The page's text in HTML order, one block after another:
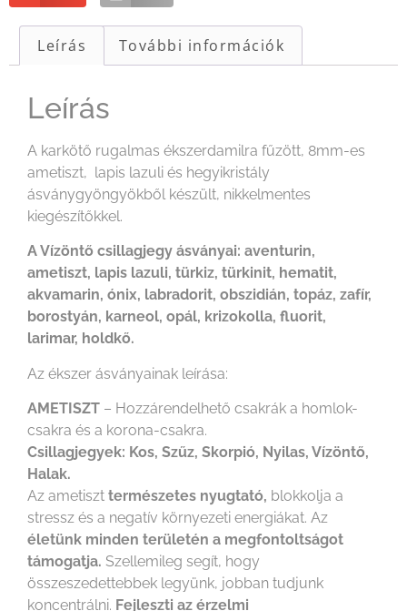
Leírás További információk
Leírás
A karkötő rugalmas ékszerdamilra fűzött, 8mm-es
ametiszt, lapis lazuli és hegyikristály
ásványgyöngyökből készült, nikkelmentes
kiegészítőkkel.
A Vízöntő csillagjegy ásványai: aventurin,
ametiszt, lapis lazuli, türkiz, türkinit, hematit,
akvamarin, ónix, labradorit, obszidián, topáz, zafír,
borostyán, karneol, opál, krizokolla, fluorit,
larimar, holdkő.
Az ékszer ásványainak leírása:
AMETISZT – Hozzárendelhető csakrák a homlok-
csakra és a korona-csakra.
Csillagjegyek: Kos, Szűz, Skorpió, Nyilas, Vízöntő,
Halak.
Az ametiszt természetes nyugtató, blokkolja a
stressz és a negatív környezeti energiákat. Az
életünk minden területén a megfontoltságot
támogatja. Szellemileg segít, hogy
összeszedettebbek legyünk, jobban tudjunk
koncentrálni. Fejleszti az érzelmi